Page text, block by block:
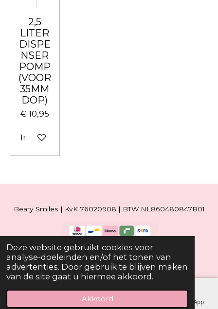
Deze website gebruikt cookies voor
analyse-doeleinden en/of het tonen van
advertenties. Door gebruik te blijven maken
van de site gaat u hiermee akkoord.
Akkoord
2,5
LITER
DISPE
NSER
POMP
(VOOR
35MM
DOP)
€ 10,95
In winkelwagen
Beary Smiles | KvK 76020908 | BTW NL860480847B01
© 2019 - 2026 Beary Smiles
Telefoonnummer WhatsApp